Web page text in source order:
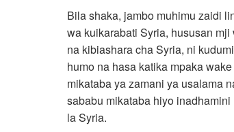
Bila shaka, jambo muhimu zaidi
wa kuikarabati Syria, hususan
na kibiashara cha Syria, ni
humo na hasa katika mpaka
mikataba ya zamani ya usalama
sababu mikataba hiyo
la Syria.